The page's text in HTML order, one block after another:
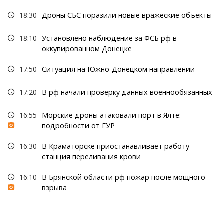
18:30 Дроны СБС поразили новые вражеские объекты
18:10 Установлено наблюдение за ФСБ рф в
оккупированном Донецке
17:50 Ситуация на Южно-Донецком направлении
17:20 В рф начали проверку данных военнообязанных
16:55
Морские дроны атаковали порт в Ялте:
подробности от ГУР
16:30
В Краматорске приостанавливает работу
станция переливания крови
16:10
В Брянской области рф пожар после мощного
взрыва